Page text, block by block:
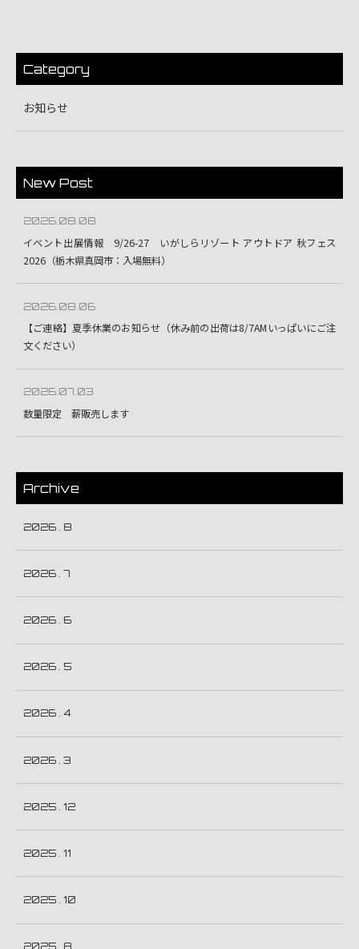
Category
お知らせ
New Post
2026.08.08
イベント出展情報 9/26-27 いがしらリゾート アウトドア 秋フェス
2026（栃木県真岡市：入場無料）
2026.08.06
【ご連絡】夏季休業のお知らせ（休み前の出荷は8/7AMいっぱいにご注
文ください）
2026.07.03
数量限定 薪販売します
Archive
2026 . 8
2026 . 7
2026 . 6
2026 . 5
2026 . 4
2026 . 3
2025 . 12
2025 . 11
2025 . 10
2025 . 8